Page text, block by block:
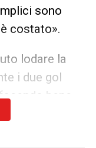
sono
costato».
lodare la
i due gol
bene.
che ci